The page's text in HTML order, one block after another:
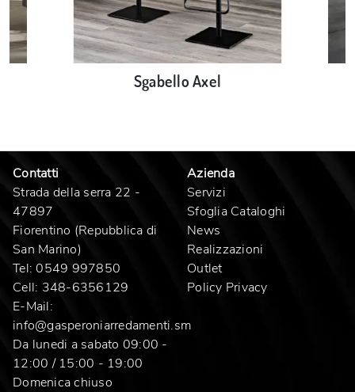
Sgabello Axel
Contatti
Strada della serra 22 -
47897
Fiorentino (Repubblica di
San Marino)
Tel: 0549 997850
Cell: 348-6356129
E-Mail:
info@gasperoniarredamenti.sm
Da lunedi a sabato 09:00 -
12:00 / 15:00 - 19:00
Domenica chiuso
Azienda
Servizi
Sfoglia Cataloghi
News
Realizzazioni
Outlet
Policy Privacy